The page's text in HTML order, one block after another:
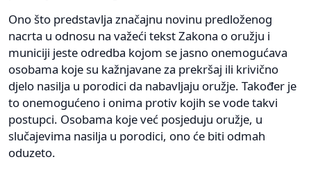
Ono što predstavlja značajnu novinu predloženog
nacrta u odnosu na važeći tekst Zakona o oružju i
municiji jeste odredba kojom se jasno onemogućava
osobama koje su kažnjavane za prekršaj ili krivično
djelo nasilja u porodici da nabavljaju oružje. Također je
to onemogućeno i onima protiv kojih se vode takvi
postupci. Osobama koje već posjeduju oružje, u
slučajevima nasilja u porodici, ono će biti odmah
oduzeto.